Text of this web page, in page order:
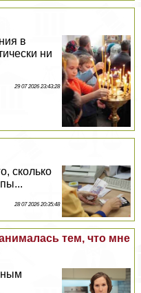
в
ни
29 07 2026 23:43:28
сколько
28 07 2026 20:35:48
тем, что мне